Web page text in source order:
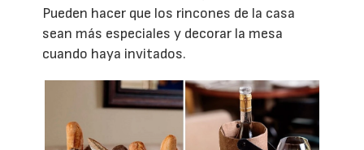
Pueden hacer que los rincones de la casa
sean más especiales y decorar la mesa
cuando haya invitados.